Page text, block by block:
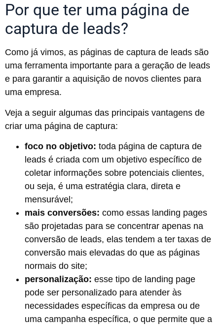
Por que ter uma página de
captura de leads?
Como já vimos, as páginas de captura de leads são
uma ferramenta importante para a geração de leads
e para garantir a aquisição de novos clientes para
uma empresa.
Veja a seguir algumas das principais vantagens de
criar uma página de captura:
foco no objetivo: toda página de captura de
leads é criada com um objetivo específico de
coletar informações sobre potenciais clientes,
ou seja, é uma estratégia clara, direta e
mensurável;
mais conversões: como essas landing pages
são projetadas para se concentrar apenas na
conversão de leads, elas tendem a ter taxas de
conversão mais elevadas do que as páginas
normais do site;
personalização: esse tipo de landing page
pode ser personalizado para atender às
necessidades específicas da empresa ou de
uma campanha específica, o que permite que a